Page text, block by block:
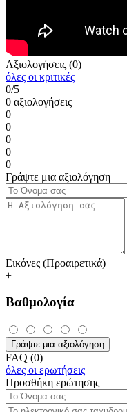
Αξιολογήσεις (0)
όλες οι κριτικές
0/5
0 αξιολογήσεις
0
0
0
0
0
Γράψτε μια αξιολόγηση
Εικόνες (Προαιρετικά)
+
Βαθμολογία
Γράψτε μια αξιολόγηση
FAQ (0)
όλες οι ερωτήσεις
Προσθήκη ερώτησης